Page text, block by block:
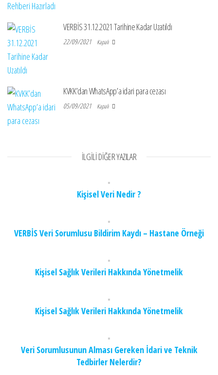
VERBİS 31.12.2021 Tarihine Kadar Uzatıldı
22/09/2021 Kapalı
KVKK’dan WhatsApp’a idari para cezası
05/09/2021 Kapalı
İLGILI DIĞER YAZILAR
Kişisel Veri Nedir ?
VERBİS Veri Sorumlusu Bildirim Kaydı – Hastane Örneği
Kişisel Sağlık Verileri Hakkında Yönetmelik
Kişisel Sağlık Verileri Hakkında Yönetmelik
Veri Sorumlusunun Alması Gereken İdari ve Teknik
Tedbirler Nelerdir?